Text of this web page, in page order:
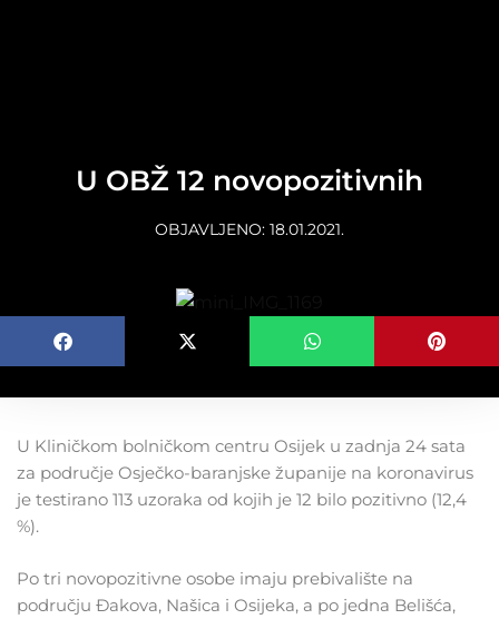
U OBŽ 12 novopozitivnih
OBJAVLJENO: 18.01.2021.
U Kliničkom bolničkom centru Osijek u zadnja 24 sata
za područje Osječko-baranjske županije na koronavirus
je testirano 113 uzoraka od kojih je 12 bilo pozitivno (12,4
%).
Po tri novopozitivne osobe imaju prebivalište na
području Đakova, Našica i Osijeka, a po jedna Belišća,